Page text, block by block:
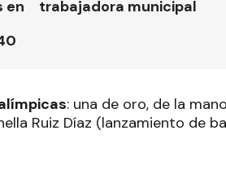
en
trabajadora municipal
: una de oro, de la
Ruiz Díaz (lanzamiento de